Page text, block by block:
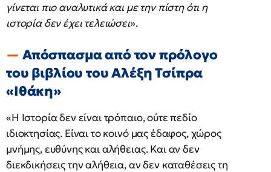
γίνεται πιο αναλυτικά και με την πίστη ότι η
ιστορία δεν έχει τελειώσει».
Απόσπασμα από τον πρόλογο
του βιβλίου του Αλέξη Τσίπρα
«Ιθάκη»
«Η Ιστορία δεν είναι τρόπαιο, ούτε πεδίο
ιδιοκτησίας. Είναι το κοινό μας έδαφος, χώρος
μνήμης, ευθύνης και αλήθειας. Και αν δεν
διεκδικήσεις την αλήθεια, αν δεν καταθέσεις τη